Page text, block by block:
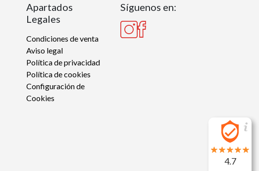
Apartados
Legales
Condiciones de venta
Aviso legal
Política de privacidad
Política de cookies
Configuración de
Cookies
Síguenos en:
4.7